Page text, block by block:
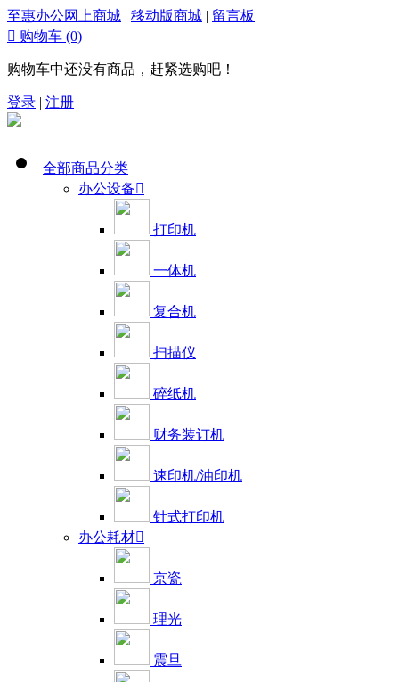
至惠办公网上商城 | 移动版商城 | 留言板
 购物车 (0)
购物车中还没有商品，赶紧选购吧！
登录 | 注册
全部商品分类
办公设备
打印机
一体机
复合机
扫描仪
碎纸机
财务装订机
速印机/油印机
针式打印机
办公耗材
京瓷
理光
震旦